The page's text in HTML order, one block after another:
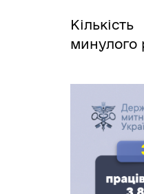
минулого